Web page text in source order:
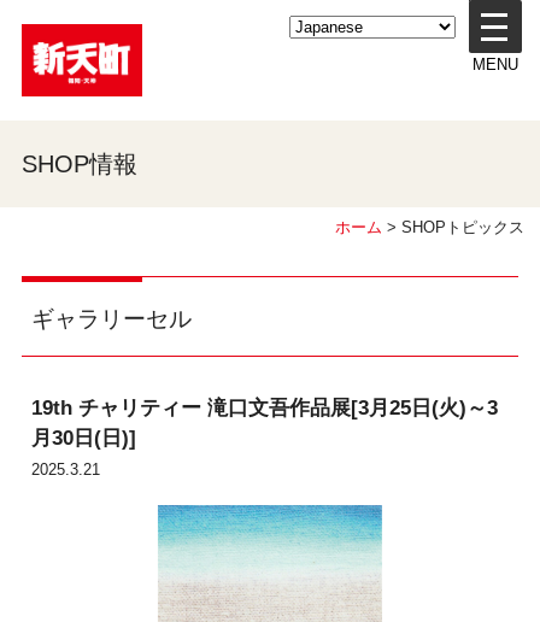
メ
ニ
ュ
MENU
SHOP情報
ホーム > SHOPトピックス
ギャラリーセル
19th チャリティー 滝口文吾作品展[3月25日(火)～3
月30日(日)]
2025.3.21